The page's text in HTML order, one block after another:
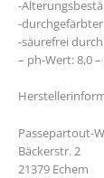
-
-
-säurefrei
– ph-Wert: 8,0 –
Passepartout-
Bäckerstr. 2
21379 Echem